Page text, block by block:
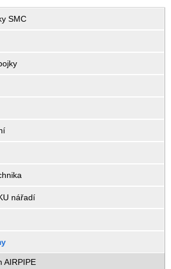
SMC
nářadí
AIRPIPE